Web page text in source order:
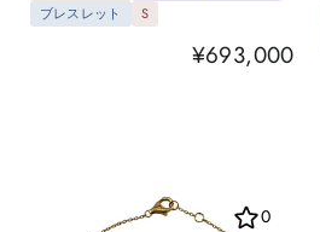
ブレスレット
S
¥693,000
0